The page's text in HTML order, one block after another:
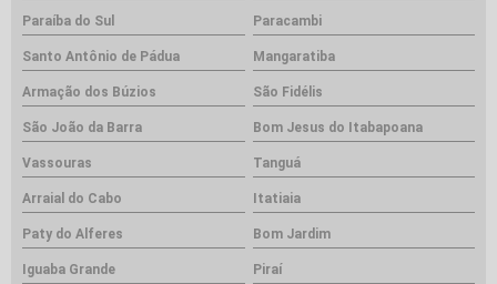
Paraíba do Sul Paracambi
Santo Antônio de Pádua Mangaratiba
Armação dos Búzios São Fidélis
São João da Barra Bom Jesus do Itabapoana
Vassouras Tanguá
Arraial do Cabo Itatiaia
Paty do Alferes Bom Jardim
Iguaba Grande Piraí